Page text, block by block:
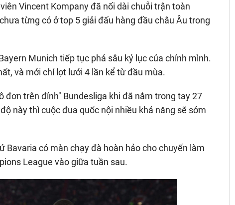
Vincent Kompany đã nối dài chuỗi trận toàn
từng có ở top 5 giải đấu hàng đầu châu Âu trong
Munich tiếp tục phá sâu kỷ lục của chính mình.
và mới chỉ lọt lưới 4 lần kể từ đầu mùa.
đơn trên đỉnh" Bundesliga khi đã nắm trong tay 27
này thì cuộc đua quốc nội nhiều khả năng sẽ sớm
Bavaria có màn chạy đà hoàn hảo cho chuyến làm
League vào giữa tuần sau.